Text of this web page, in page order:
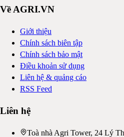
Về AGRI.VN
Giới thiệu
Chính sách biên tập
Chính sách bảo mật
Điều khoản sử dụng
Liên hệ & quảng cáo
RSS Feed
Liên hệ
Toà nhà Agri Tower, 24 Lý